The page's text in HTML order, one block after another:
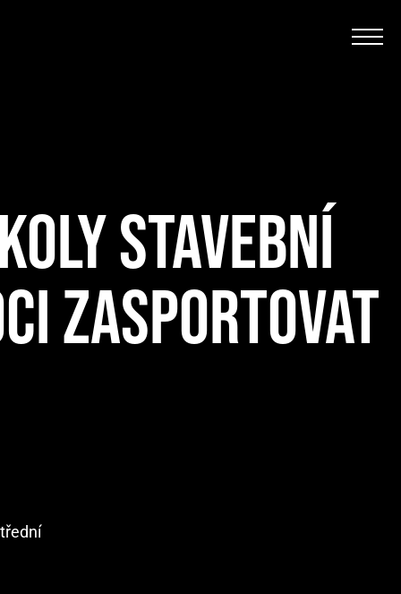
STAVEBNÍ
ZASPORTOVAT